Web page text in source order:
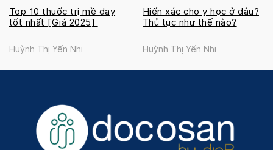
Top 10 thuốc trị mề đay
tốt nhất [Giá 2025]
Huỳnh Thị Yến Nhi
Hiến xác cho y học ở đâu?
Thủ tục như thế nào?
Huỳnh Thị Yến Nhi